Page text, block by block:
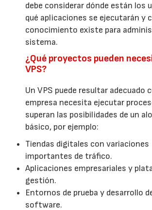
debe considerar dónde están los
qué aplicaciones se ejecutarán y
conocimiento existe para
sistema.
¿Qué proyectos pueden
VPS?
Un VPS puede resultar adecuado
empresa necesita ejecutar
superan las posibilidades de un
básico, por ejemplo:
Tiendas digitales con variaciones
importantes de tráfico.
Aplicaciones empresariales y
gestión.
Entornos de prueba y desarrollo
software.